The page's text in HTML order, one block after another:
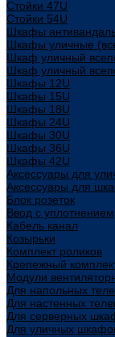
Стойки 47U
Стойки 54U
Шкафы
Шкафы уличные
Шкаф уличный
Шкаф уличный
Шкафы 12U
Шкафы 15U
Шкафы 18U
Шкафы 24U
Шкафы 30U
Шкафы 36U
Шкафы 42U
Аксессуары для
Аксессуары для
Блок розеток
Ввод с уплотнением
Кабель канал
Козырьки
Комплект роликов
Крепежный
Модули
Для напольных
Для настенных
Для серверных
Для уличных